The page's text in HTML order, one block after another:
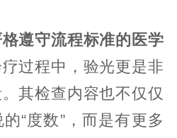
遵守流程标准的医学
过程中，验光更是非
其检查内容也不仅仅
“度数”，而是有更多